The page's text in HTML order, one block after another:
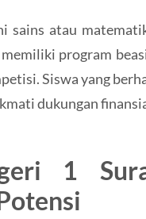
sains atau
program
Siswa yang
dukungan
1